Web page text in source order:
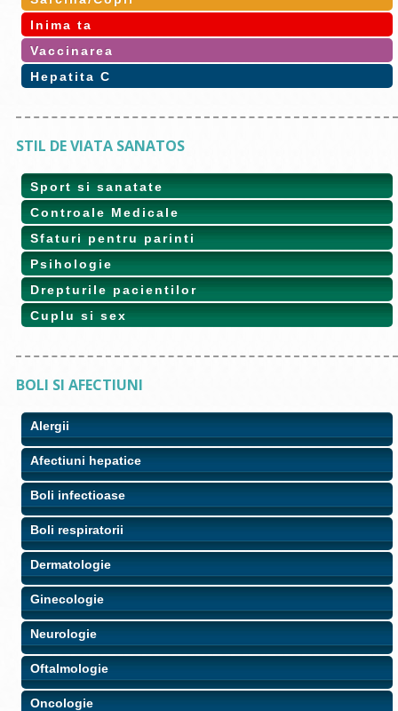
Inima ta
Vaccinarea
Hepatita C
STIL DE VIATA SANATOS
Sport si sanatate
Controale Medicale
Sfaturi pentru parinti
Psihologie
Drepturile pacientilor
Cuplu si sex
BOLI SI AFECTIUNI
Alergii
Afectiuni hepatice
Boli infectioase
Boli respiratorii
Dermatologie
Ginecologie
Neurologie
Oftalmologie
Oncologie